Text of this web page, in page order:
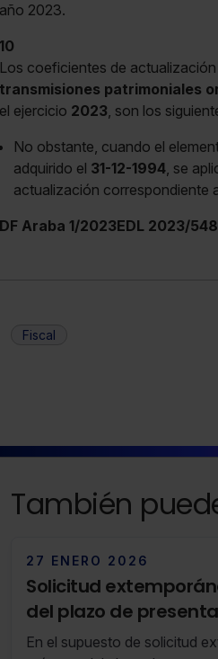
año 2023.
10
Los coeficientes de actualización
transmisiones patrimoniales
el ejercicio 2023, son los
No obstante, cuando el
adquirido el 31-12-1994, se
actualización correspondiente
DF Araba 1/2023EDL 2023/
Fiscal
También
27 ENERO 2026
Solicitud
del plazo de
la prescripción
En el supuesto de solicitud